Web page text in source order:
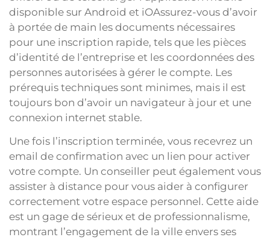
disponible sur Android et iOAssurez-vous d’avoir
à portée de main les documents nécessaires
pour une inscription rapide, tels que les pièces
d’identité de l’entreprise et les coordonnées des
personnes autorisées à gérer le compte. Les
prérequis techniques sont minimes, mais il est
toujours bon d’avoir un navigateur à jour et une
connexion internet stable.
Une fois l’inscription terminée, vous recevrez un
email de confirmation avec un lien pour activer
votre compte. Un conseiller peut également vous
assister à distance pour vous aider à configurer
correctement votre espace personnel. Cette aide
est un gage de sérieux et de professionnalisme,
montrant l’engagement de la ville envers ses